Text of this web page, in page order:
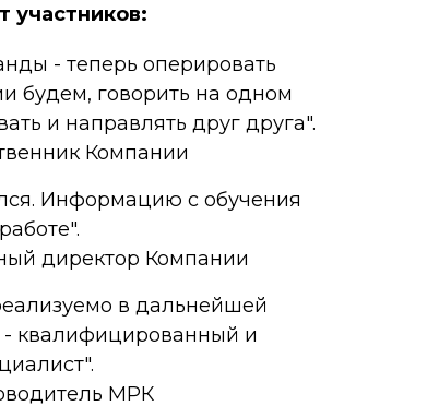
участников:
- теперь оперировать
будем, говорить на одном
и направлять друг друга".
Компании
Информацию с обучения
директор Компании
в дальнейшей
квалифицированный и
МРК